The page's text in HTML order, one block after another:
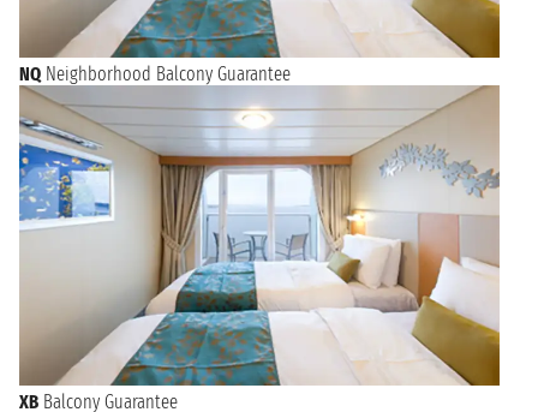
NQ Neighborhood Balcony Guarantee
XB Balcony Guarantee